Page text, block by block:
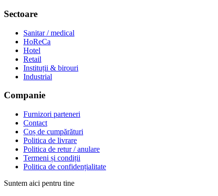
Sectoare
Sanitar / medical
HoReCa
Hotel
Retail
Instituții & birouri
Industrial
Companie
Furnizori parteneri
Contact
Coș de cumpărături
Politica de livrare
Politica de retur / anulare
Termeni și condiții
Politica de confidențialitate
Suntem aici pentru tine